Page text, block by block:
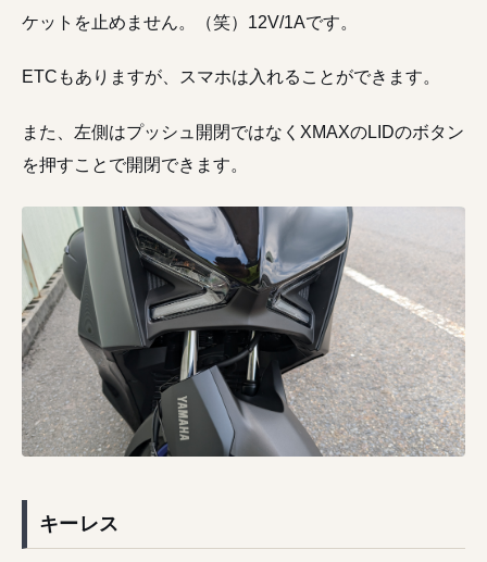
ケットを止めません。（笑）12V/1Aです。
ETCもありますが、スマホは入れることができます。
また、左側はプッシュ開閉ではなくXMAXのLIDのボタン
を押すことで開閉できます。
キーレス